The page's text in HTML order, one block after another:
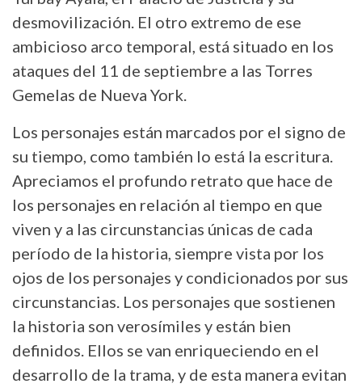
desmovilización. El otro extremo de ese
ambicioso arco temporal, está situado en los
ataques del 11 de septiembre a las Torres
Gemelas de Nueva York.
Los personajes están marcados por el signo de
su tiempo, como también lo está la escritura.
Apreciamos el profundo retrato que hace de
los personajes en relación al tiempo en que
viven y a las circunstancias únicas de cada
período de la historia, siempre vista por los
ojos de los personajes y condicionados por sus
circunstancias. Los personajes que sostienen
la historia son verosímiles y están bien
definidos. Ellos se van enriqueciendo en el
desarrollo de la trama, y de esta manera evitan